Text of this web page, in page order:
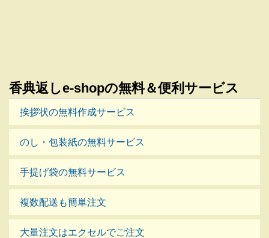
香典返しe-shopの無料＆便利サービス
挨拶状の無料作成サービス
のし・包装紙の無料サービス
手提げ袋の無料サービス
複数配送も簡単注文
大量注文はエクセルでご注文